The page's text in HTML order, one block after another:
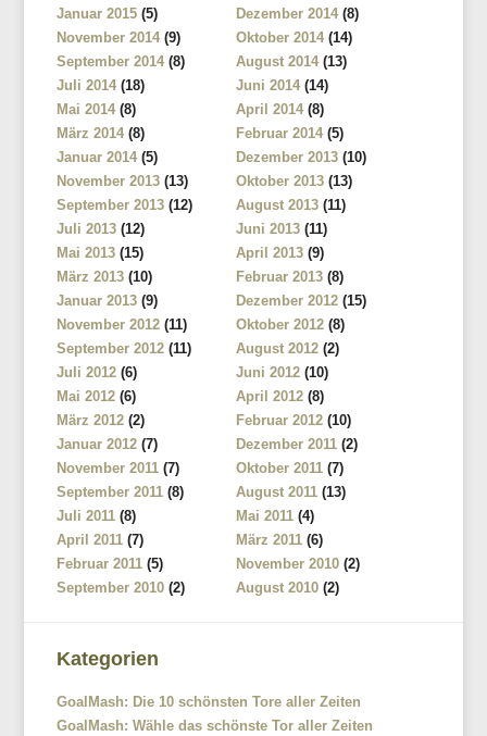
Januar 2015 (5) Dezember 2014 (8)
November 2014 (9) Oktober 2014 (14)
September 2014 (8) August 2014 (13)
Juli 2014 (18) Juni 2014 (14)
Mai 2014 (8) April 2014 (8)
März 2014 (8) Februar 2014 (5)
Januar 2014 (5) Dezember 2013 (10)
November 2013 (13) Oktober 2013 (13)
September 2013 (12) August 2013 (11)
Juli 2013 (12) Juni 2013 (11)
Mai 2013 (15) April 2013 (9)
März 2013 (10) Februar 2013 (8)
Januar 2013 (9) Dezember 2012 (15)
November 2012 (11) Oktober 2012 (8)
September 2012 (11) August 2012 (2)
Juli 2012 (6) Juni 2012 (10)
Mai 2012 (6) April 2012 (8)
März 2012 (2) Februar 2012 (10)
Januar 2012 (7) Dezember 2011 (2)
November 2011 (7) Oktober 2011 (7)
September 2011 (8) August 2011 (13)
Juli 2011 (8) Mai 2011 (4)
April 2011 (7) März 2011 (6)
Februar 2011 (5) November 2010 (2)
September 2010 (2) August 2010 (2)
Kategorien
GoalMash: Die 10 schönsten Tore aller Zeiten
GoalMash: Wähle das schönste Tor aller Zeiten